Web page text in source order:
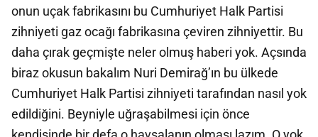
onun uçak fabrikasını bu Cumhuriyet Halk Partisi
zihniyeti gaz ocağı fabrikasına çeviren zihniyettir. Bu
daha çırak geçmişte neler olmuş haberi yok. Açsında
biraz okusun bakalım Nuri Demirağ’ın bu ülkede
Cumhuriyet Halk Partisi zihniyeti tarafından nasıl yok
edildiğini. Beyniyle uğraşabilmesi için önce